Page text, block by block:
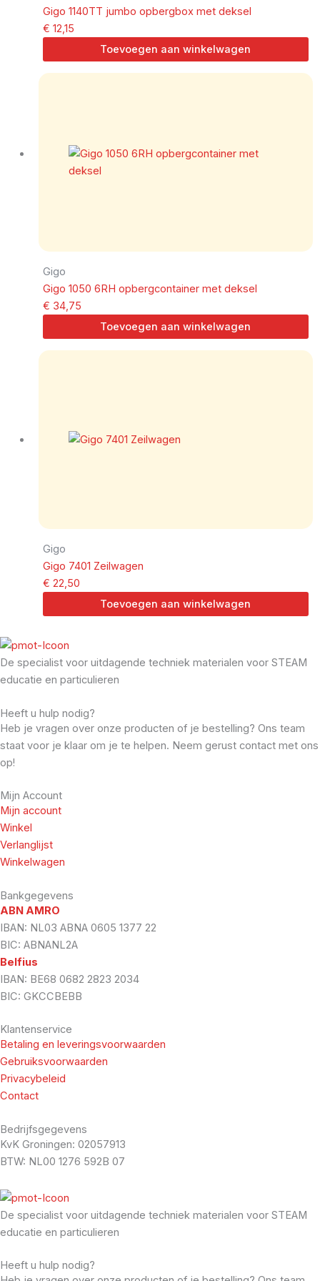
Gigo 1140TT jumbo opbergbox met deksel
€ 12,15
Toevoegen aan winkelwagen
Gigo
Gigo 1050 6RH opbergcontainer met deksel
€ 34,75
Toevoegen aan winkelwagen
Gigo
Gigo 7401 Zeilwagen
€ 22,50
Toevoegen aan winkelwagen
De specialist voor uitdagende techniek materialen voor STEAM
educatie en particulieren
Heeft u hulp nodig?
Heb je vragen over onze producten of je bestelling? Ons team
staat voor je klaar om je te helpen. Neem gerust contact met ons
op!
Mijn Account
Mijn account
Winkel
Verlanglijst
Winkelwagen
Bankgegevens
ABN AMRO
IBAN: NL03 ABNA 0605 1377 22
BIC: ABNANL2A
Belfius
IBAN: BE68 0682 2823 2034
BIC: GKCCBEBB
Klantenservice
Betaling en leveringsvoorwaarden
Gebruiksvoorwaarden
Privacybeleid
Contact
Bedrijfsgegevens
KvK Groningen: 02057913
BTW: NL00 1276 592B 07
De specialist voor uitdagende techniek materialen voor STEAM
educatie en particulieren
Heeft u hulp nodig?